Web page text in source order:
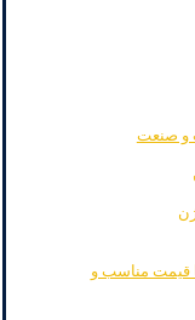
قیمت مناسب و